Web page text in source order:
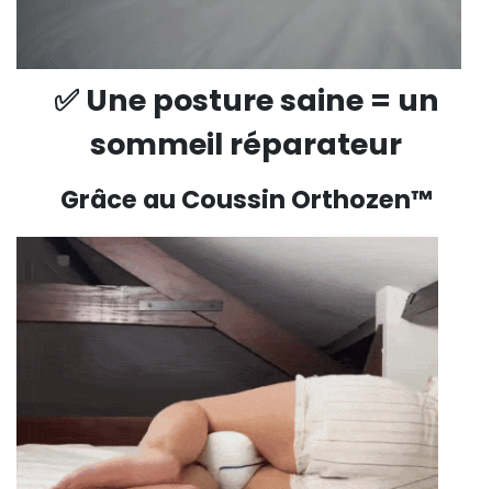
✅ Une posture saine = un
sommeil réparateur
Grâce au Coussin Orthozen™